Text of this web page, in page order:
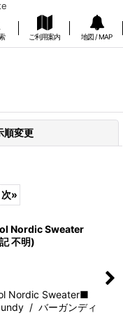
ご利用案内 地図 / MAP
順変更
次»
Nordic Sweater
不明)
Nordic Sweater■
/ バーガンディ